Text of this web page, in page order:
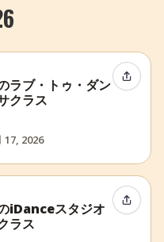
ラブ・トゥ・ダン
クラス
17, 2026
イベン
iDanceスタジオ
ラス
イベン